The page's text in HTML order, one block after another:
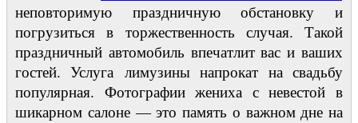
неповторимую праздничную обстановку и
погрузиться в торжественность случая. Такой
праздничный автомобиль впечатлит вас и ваших
гостей. Услуга лимузины напрокат на свадьбу
популярная. Фотографии жениха с невестой в
шикарном салоне — это память о важном дне на